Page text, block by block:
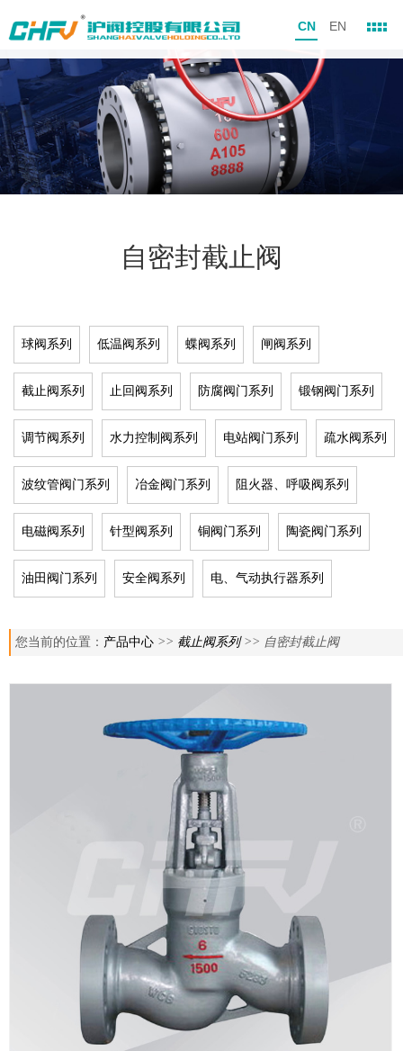
CN EN
自密封截止阀
球阀系列 低温阀系列 蝶阀系列 闸阀系列
截止阀系列 止回阀系列 防腐阀门系列 锻钢阀门系列
调节阀系列 水力控制阀系列 电站阀门系列 疏水阀系列
波纹管阀门系列 冶金阀门系列 阻火器、呼吸阀系列
电磁阀系列 针型阀系列 铜阀门系列 陶瓷阀门系列
油田阀门系列 安全阀系列 电、气动执行器系列
您当前的位置： 产品中心 >> 截止阀系列>> 自密封截止阀